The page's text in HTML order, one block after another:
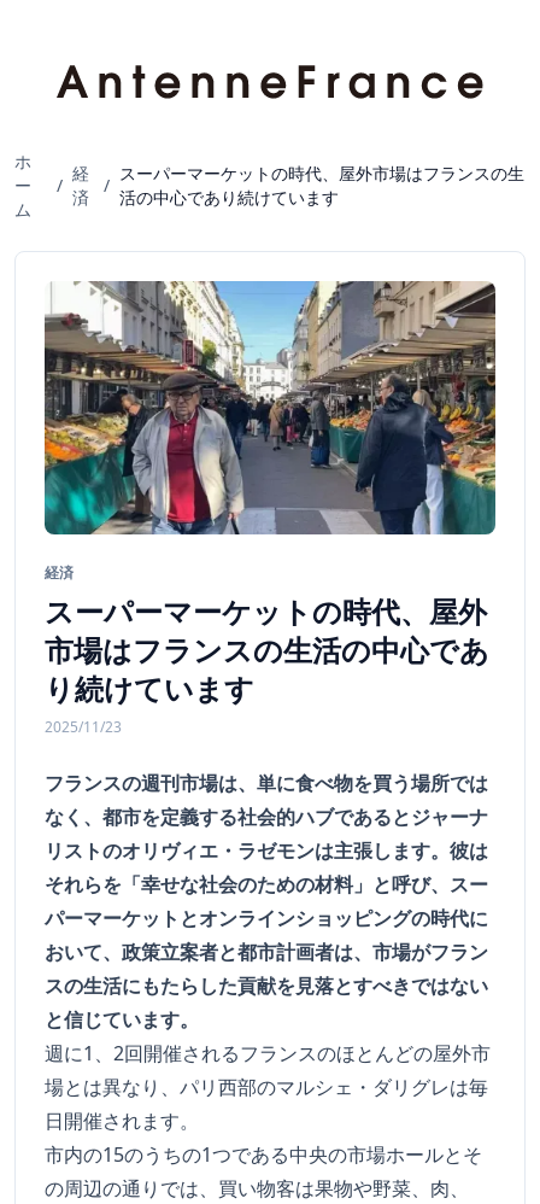
ホ
ー
ム
/
経
済
/
スーパーマーケットの時代、屋外市場はフランスの生
活の中心であり続けています
経済
スーパーマーケットの時代、屋外
市場はフランスの生活の中心であ
り続けています
2025/11/23
フランスの週刊市場は、単に食べ物を買う場所では
なく、都市を定義する社会的ハブであるとジャーナ
リストのオリヴィエ・ラゼモンは主張します。彼は
それらを「幸せな社会のための材料」と呼び、スー
パーマーケットとオンラインショッピングの時代に
おいて、政策立案者と都市計画者は、市場がフラン
スの生活にもたらした貢献を見落とすべきではない
と信じています。
週に1、2回開催されるフランスのほとんどの屋外市
場とは異なり、パリ西部のマルシェ・ダリグレは毎
日開催されます。
市内の15のうちの1つである中央の市場ホールとそ
の周辺の通りでは、買い物客は果物や野菜、肉、